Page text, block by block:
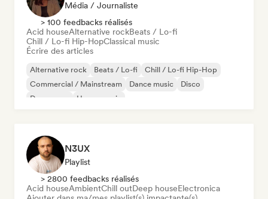
Média / Journaliste
> 100 feedbacks réalisés
Acid houseAlternative rockBeats / Lo-fi
Chill / Lo-fi Hip-HopClassical music
Écrire des articles
Alternative rock Beats / Lo-fi
Chill / Lo-fi Hip-Hop
Commercial / Mainstream
Dance music
Disco
Dream pop
House music
N3UX
Playlist
> 2800 feedbacks réalisés
Acid houseAmbientChill outDeep houseElectronica